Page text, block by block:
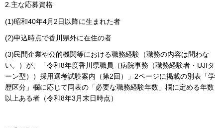
2.主な応募資格
(1)昭和40年4月2日以降に生まれた者
(2)申込時点で香川県外に在住の者
(3)民間企業や公的機関等における職務経験（職務の内容は問わな
い。）が、「令和8年度香川県職員（病院事務（職務経験者・UJIタ
ーン型））採用選考試験案内（第2回）」2ページに掲載の別表「学
歴区分」欄に応じて同表の「必要な職務経験年数」欄に定める年数
以上ある者（令和8年3月末日時点）